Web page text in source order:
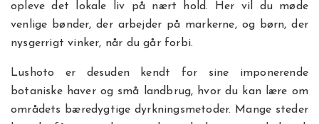
opleve det lokale liv på nært hold. Her vil du møde
venlige bønder, der arbejder på markerne, og børn, der
nysgerrigt vinker, når du går forbi.
Lushoto er desuden kendt for sine imponerende
botaniske haver og små landbrug, hvor du kan lære om
områdets bæredygtige dyrkningsmetoder. Mange steder